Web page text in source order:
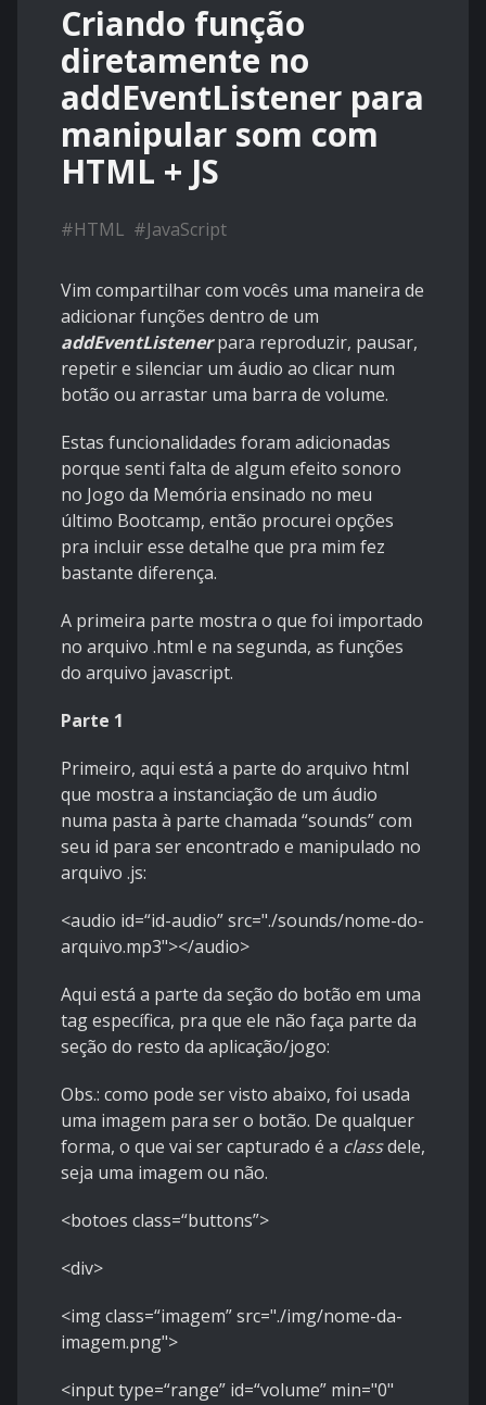
Criando função
diretamente no
addEventListener para
manipular som com
HTML + JS
#HTML #JavaScript
Vim compartilhar com vocês uma maneira de
adicionar funções dentro de um
addEventListenerpara reproduzir, pausar,
repetir e silenciar um áudio ao clicar num
botão ou arrastar uma barra de volume.
Estas funcionalidades foram adicionadas
porque senti falta de algum efeito sonoro
no Jogo da Memória ensinado no meu
último Bootcamp, então procurei opções
pra incluir esse detalhe que pra mim fez
bastante diferença.
A primeira parte mostra o que foi importado
no arquivo .html e na segunda, as funções
do arquivo javascript.
Parte 1
Primeiro, aqui está a parte do arquivo html
que mostra a instanciação de um áudio
numa pasta à parte chamada “sounds” com
seu id para ser encontrado e manipulado no
arquivo .js:
<audio id=“id-audio” src="./sounds/nome-do-
arquivo.mp3"></audio>
Aqui está a parte da seção do botão em uma
tag específica, pra que ele não faça parte da
seção do resto da aplicação/jogo:
Obs.: como pode ser visto abaixo, foi usada
uma imagem para ser o botão. De qualquer
forma, o que vai ser capturado é a classdele,
seja uma imagem ou não.
<botoes class=“buttons”>
<div>
<img class=“imagem” src="./img/nome-da-
imagem.png">
<input type=“range” id=“volume” min="0"